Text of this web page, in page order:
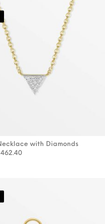
with Diamonds
prijs was: €578.00.
462.40Huidige prijs is: €462.40.